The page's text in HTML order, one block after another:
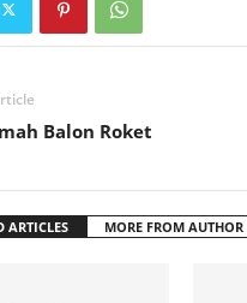
Balon Roket
ARTICLES MORE FROM AUTHOR